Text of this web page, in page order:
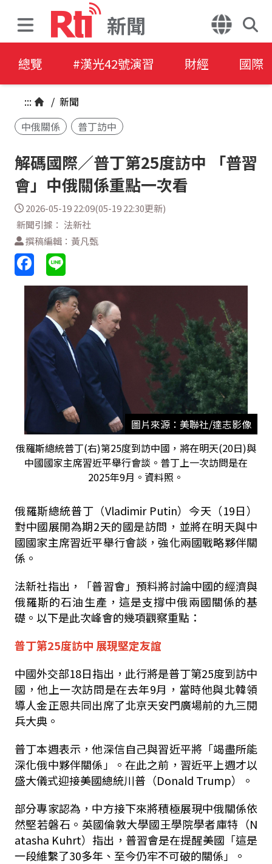
新聞
總覽 #漢光42號演習 財經 國際
::: / 新聞
中俄關係
普丁訪中
解碼國際／普丁第25度訪中 「普習
會」中俄關係重點一次看
2026-05-19 22:09(05-19 22:30更新)
新聞引據： 法新社
撰稿編輯：黃凡甄
圖片來源：美聯社/達志影像
俄羅斯總統普丁(右)第25度到訪中國，將在明天(20日)與
中國國家主席習近平舉行會談。普丁上一次訪問是在
2025年9月。資料照。
俄羅斯總統普丁（Vladimir Putin）今天（19日）
對中國展開為期2天的國是訪問，並將在明天與中
國國家主席習近平舉行會談，強化兩國戰略夥伴關
係。
法新社指出，「普習會」預料將討論中國的經濟與
俄羅斯的石油生產，這是支撐中俄兩國關係的基
礎。以下是此次峰會的幾項觀察重點：
普丁第25度訪中 展現堅定友誼
中國外交部18日指出，此行將是普丁第25度到訪中
國，他上一次訪問是在去年9月，當時他與北韓領
導人金正恩共同出席了北京天安門廣場前的九三閱
兵大典。
普丁本週表示，他深信自己與習近平將「竭盡所能
深化俄中夥伴關係」。在此之前，習近平上週才以
盛大儀式迎接美國總統川普（Donald Trump）。
部分專家認為，中方接下來將積極展現中俄關係依
然堅若磐石。英國倫敦大學國王學院學者庫特（N
atasha Kuhrt）指出，普習會是在提醒美國「這是
一段維繫了30多年、至今仍牢不可破的關係」。